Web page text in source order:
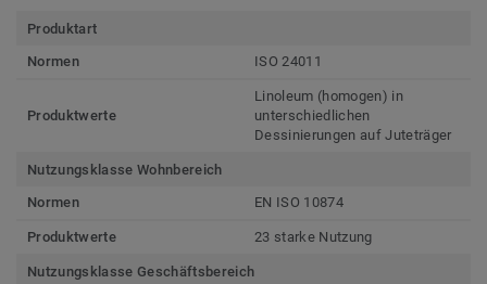
Produktart
Normen
ISO 24011
Produktwerte
Linoleum (homogen) in
unterschiedlichen
Dessinierungen auf Juteträger
Nutzungsklasse Wohnbereich
Normen
EN ISO 10874
Produktwerte 23 starke Nutzung
Nutzungsklasse Geschäftsbereich